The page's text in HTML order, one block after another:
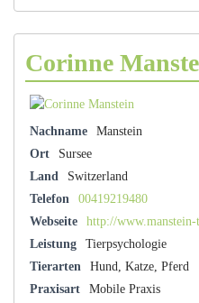
Corinne
Nachname
Manstein
Ort
Sursee
Land
Switzerland
Telefon
00419219480
Webseite
http://
Leistung
Tierpsychologie
Tierarten
Hund, Katze, Pferd
Praxisart
Mobile Praxis